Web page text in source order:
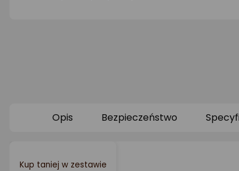
Opis Bezpieczeństwo
Kup taniej w zestawie